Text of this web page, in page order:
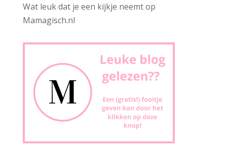
Wat leuk dat je een kijkje neemt op
Mamagisch.nl